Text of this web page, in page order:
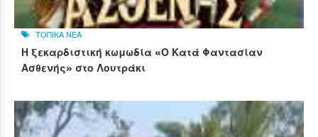
ΤΟΠΙΚΑ ΝΕΑ
Η ξεκαρδιστική κωμωδία «Ο Κατά Φαντασίαν
Ασθενής» στο Λουτράκι